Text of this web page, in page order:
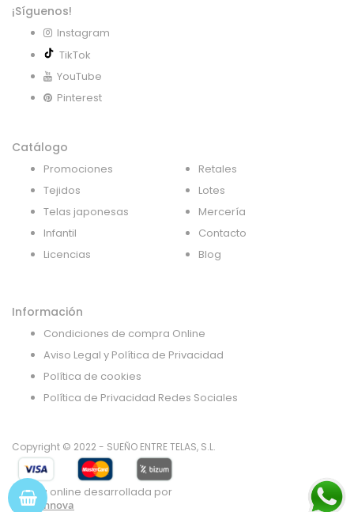
¡Síguenos!
Instagram
TikTok
YouTube
Pinterest
Catálogo
Promociones
Tejidos
Telas japonesas
Infantil
Licencias
Retales
Lotes
Mercería
Contacto
Blog
Información
Condiciones de compra Online
Aviso Legal y Política de Privacidad
Política de cookies
Política de Privacidad Redes Sociales
Copyright © 2022 - SUEÑO ENTRE TELAS, S.L.
Tienda online desarrollada por
Gsoft Innova